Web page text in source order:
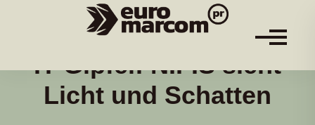
IT-Gipfel: NIFIS sieht
Licht und Schatten